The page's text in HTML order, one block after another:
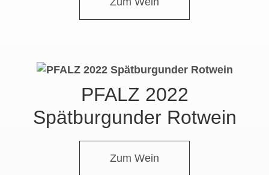
PFALZ 2022
Spätburgunder Rotwein
Zum Wein